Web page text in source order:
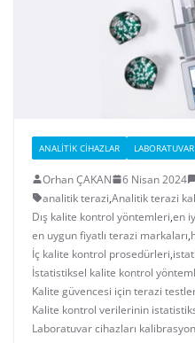
ANALITIK CIHAZLAR
Orhan ÇAKAN 6 Nisan 2024
analitik terazi,Analitik terazi
Dış kalite kontrol yöntemleri,en
en uygun fiyatlı terazi markaları,
İç kalite kontrol prosedürleri,
İstatistiksel kalite kontrol
Kalite güvencesi için terazi
Kalite kontrol verilerinin
Laboratuvar cihazları